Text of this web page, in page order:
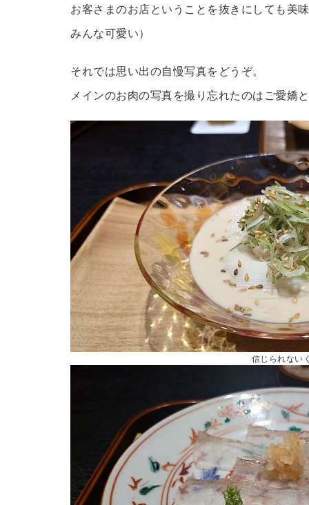
お客さまのお店ということを抜きにしても美
みんな可愛い）
それでは思い出の自慢写真をどうぞ。
メインのお肉の写真を撮り忘れたのはご愛嬌
信じられない